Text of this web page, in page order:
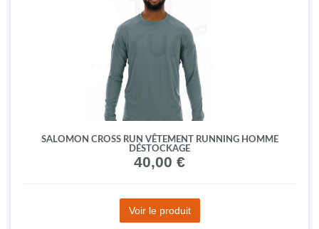
SALOMON CROSS RUN VÊTEMENT RUNNING HOMME
DÉSTOCKAGE
40,00 €
Voir le produit